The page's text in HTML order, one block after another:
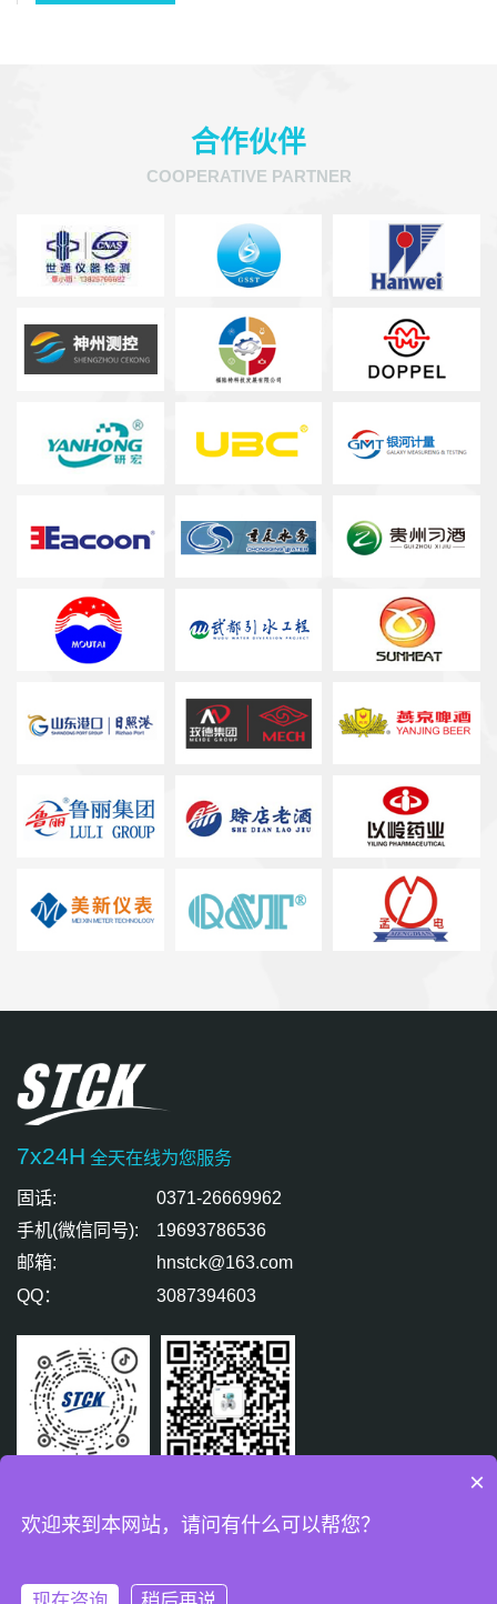
合作伙伴
COOPERATIVE PARTNER
7x24H 全天在线为您服务
固话:
0371-26669962
手机(微信同号):
19693786536
邮箱:
hnstck@163.com
QQ：
3087394603
18007771号-2
×
欢迎来到本网站，请问有什么可以帮您？